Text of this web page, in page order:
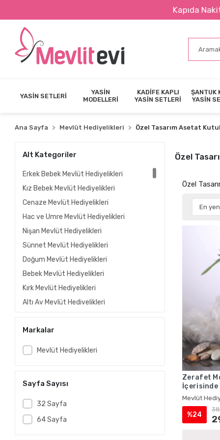
Kapıda Nakit Ödeme İmkanı
YASİN SETLERİ
YASİN
MODELLERİ
KADİFE KAPLI
YASİN SETLERİ
ŞANTUK
YASİN
Ana Sayfa Mevlüt Hediyelikleri Özel Tasarım Asetat
Alt Kategoriler
Erkek Bebek Mevlüt Hediyelikleri
Kız Bebek Mevlüt Hediyelikleri
Cenaze Mevlüt Hediyelikleri
Hac ve Umre Mevlüt Hediyelikleri
Nişan Mevlüt Hediyelikleri
Sünnet Mevlüt Hediyelikleri
Doğum Mevlüt Hediyelikleri
Bebek Mevlüt Hediyelikleri
Kırk Mevlüt Hediyelikleri
Altı Ay Mevlüt Hediyelikleri
Gelin Mevlüt Hediyelikleri
Vefat Mevlüt Hediyelikleri
Asker Mevlüt Hediyelikleri
Hac Mevlüt Hediyelikleri
Umre Mevlüt Hediyelikleri
Markalar
Mevlüt Hediyelikleri
Sayfa Sayısı
32 Sayfa
64 Sayfa
Özel
Özel
Zerafet
İçerisinde
Mevlüt
Mevlüt
%24